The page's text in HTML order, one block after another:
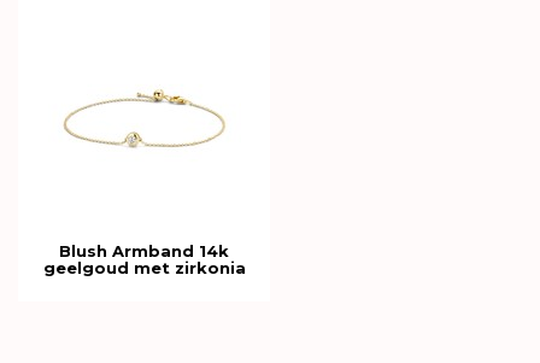
Blush Armband 14k
geelgoud met zirkonia